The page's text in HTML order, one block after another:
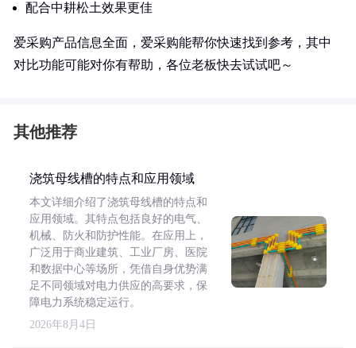
配合中耕松土效果更佳
爱采购产品信息全面，爱采购能帮你快速找到参考，其中
对比功能可能对你有帮助，各位老板快去试试吧～
其他推荐
浇筑母线槽的特点和应用领域
本文详细介绍了浇筑母线槽的特点和
应用领域。其特点包括良好的电气、
机械、防火和防护性能。在应用上，
广泛用于商业建筑、工业厂房、医院
和数据中心等场所，凭借自身优势满
足不同领域对电力供应的高要求，保
障电力系统稳定运行。
2026年8月4日